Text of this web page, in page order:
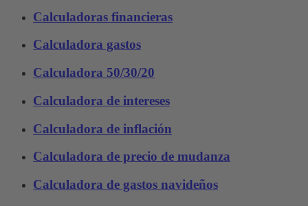
Calculadoras financieras
Calculadora gastos
Calculadora 50/30/20
Calculadora de intereses
Calculadora de inflación
Calculadora de precio de mudanza
Calculadora de gastos navideños